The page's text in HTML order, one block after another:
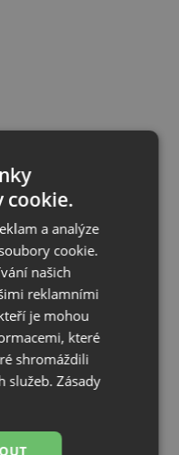
cookie.
a analýze
cookie.
našich
reklamními
je mohou
které
shromáždili
služeb.Zásady